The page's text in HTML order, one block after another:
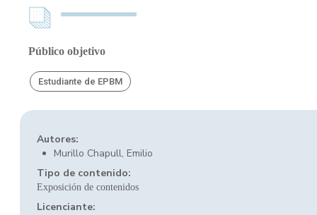
Público objetivo
Estudiante de EPBM
Autores:
Murillo Chapull, Emilio
Tipo de contenido:
Exposición de contenidos
Licenciante: